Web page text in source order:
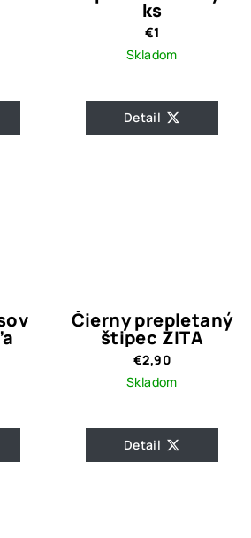
ks
€1
Skladom
Detail
Čierny prepletaný
štipec ZITA
€2,90
Skladom
Detail